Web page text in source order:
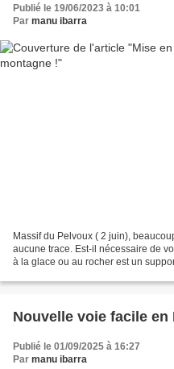
Publié le 19/06/2023 à 10:01
Par manu ibarra
Massif du Pelvoux ( 2 juin), beaucoup de neige ( pourrie) et avec pertinence
aucune trace. Est-il nécessaire de
à la glace ou au rocher est un
Nouvelle voie facile en
Publié le 01/09/2025 à 16:27
Par manu ibarra